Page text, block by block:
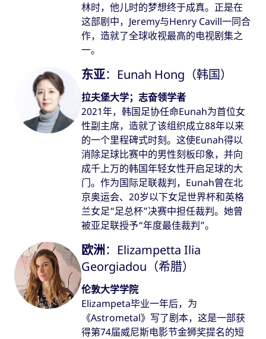
林时，他儿时的梦想终于成真。正是在
这部剧中，Jeremy与Henry Cavill一同合
作，造就了全球收视最高的电视剧集之
一。
拉夫堡大学；志奋领学者
2021年，韩国足协任命Eunah为首位女
性副主席，造就了该组织成立88年以来
的一个里程碑式时刻。这使Eunah得以
消除足球比赛中的男性刻板印象，并向
成千上万的韩国年轻女性开启足球的大
门。作为国际足联裁判，Eunah曾在北
京奥运会、20岁以下女足世界杯和英格
兰女足“足总杯”决赛中担任裁判。她曾
被亚足联授予“年度最佳裁判”。
东亚：Eunah Hong（韩国）
伦敦大学学院
Elizampeta毕业一年后，为
《Astrometal》写了剧本，这是一部获
得第74届威尼斯电影节金狮奖提名的短
欧洲：Elizampetta Ilia
Georgiadou（希腊）